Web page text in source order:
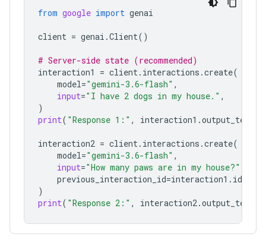
from google import genai
client = genai .Client()
# Server-side state (recommended)
interaction1
= client. interactions .create(
model="gemini-3.6-flash" ,
input="I have 2 dogs in my house." ,
)
print( "Response 1:" , interaction1 .output_text
interaction2 = client. interactions .create(
model="gemini-3.6-flash" ,
input="How many paws are in my house?"
previous_interaction_id=interaction1 . id
)
print( "Response 2:" , interaction2.output_text